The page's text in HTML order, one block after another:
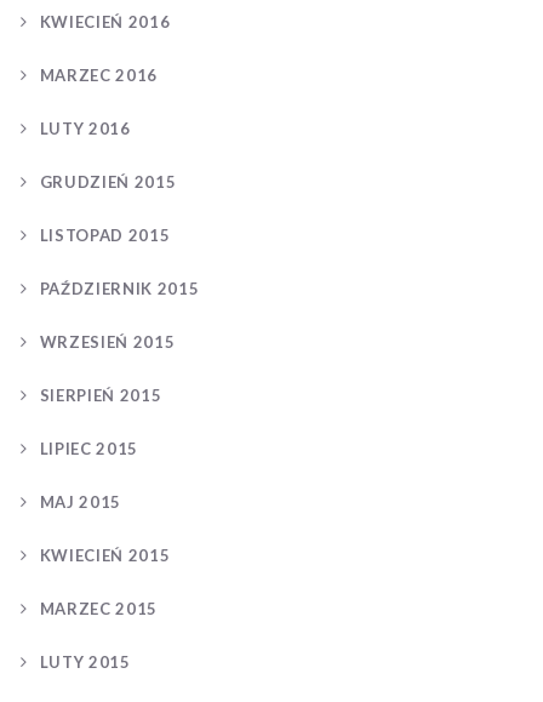
KWIECIEŃ 2016
MARZEC 2016
LUTY 2016
GRUDZIEŃ 2015
LISTOPAD 2015
PAŹDZIERNIK 2015
WRZESIEŃ 2015
SIERPIEŃ 2015
LIPIEC 2015
MAJ 2015
KWIECIEŃ 2015
MARZEC 2015
LUTY 2015